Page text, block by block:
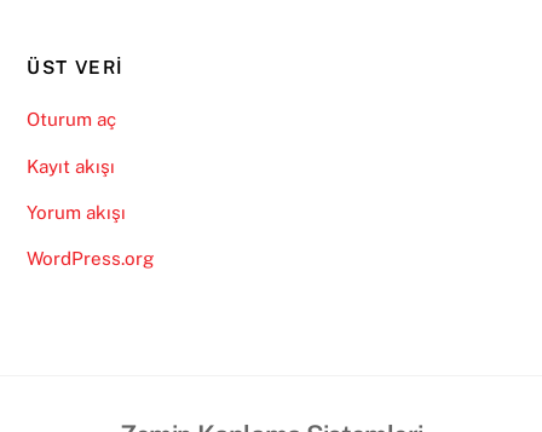
ÜST VERI
Oturum aç
Kayıt akışı
Yorum akışı
WordPress.org